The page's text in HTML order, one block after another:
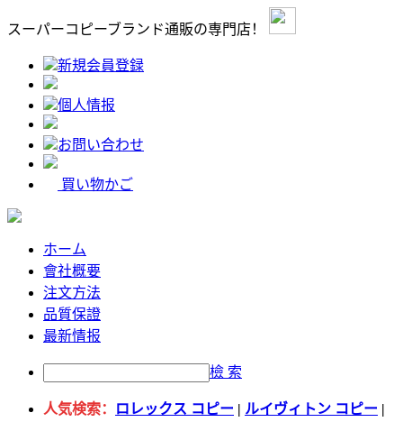
スーパーコピーブランド通販の専門店！
新規会員登録
個人情报
お問い合わせ
買い物かご
ホーム
會社概要
注文方法
品質保證
最新情报
檢 索
人気検索： ロレックス コピー | ルイヴィトン コピー |